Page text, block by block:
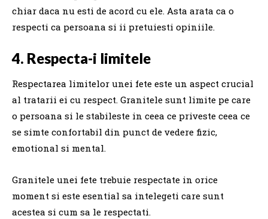
chiar daca nu esti de acord cu ele. Asta arata ca o
respecti ca persoana si ii pretuiesti opiniile.
4. Respecta-i limitele
Respectarea limitelor unei fete este un aspect crucial
al tratarii ei cu respect. Granitele sunt limite pe care
o persoana si le stabileste in ceea ce priveste ceea ce
se simte confortabil din punct de vedere fizic,
emotional si mental.
Granitele unei fete trebuie respectate in orice
moment si este esential sa intelegeti care sunt
acestea si cum sa le respectati.